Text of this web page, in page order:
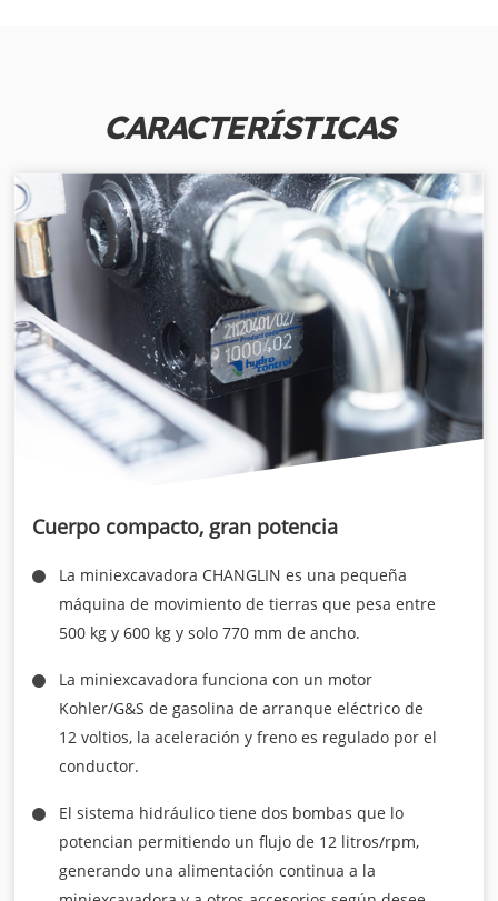
CARACTERÍSTICAS
Cuerpo compacto, gran potencia
La miniexcavadora CHANGLIN es una pequeña
máquina de movimiento de tierras que pesa entre
500 kg y 600 kg y solo 770 mm de ancho.
La miniexcavadora funciona con un motor
Kohler/G&S de gasolina de arranque eléctrico de
12 voltios, la aceleración y freno es regulado por el
conductor.
El sistema hidráulico tiene dos bombas que lo
potencian permitiendo un flujo de 12 litros/rpm,
generando una alimentación continua a la